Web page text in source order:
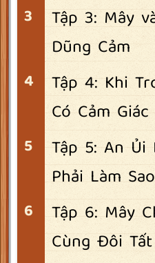
Tập 3: Mây
Dũng Cảm
Tập 4: Khi
Có Cảm
Tập 5: An Ủi
Phải Làm
Tập 6: Mây
Cùng Đôi Tất